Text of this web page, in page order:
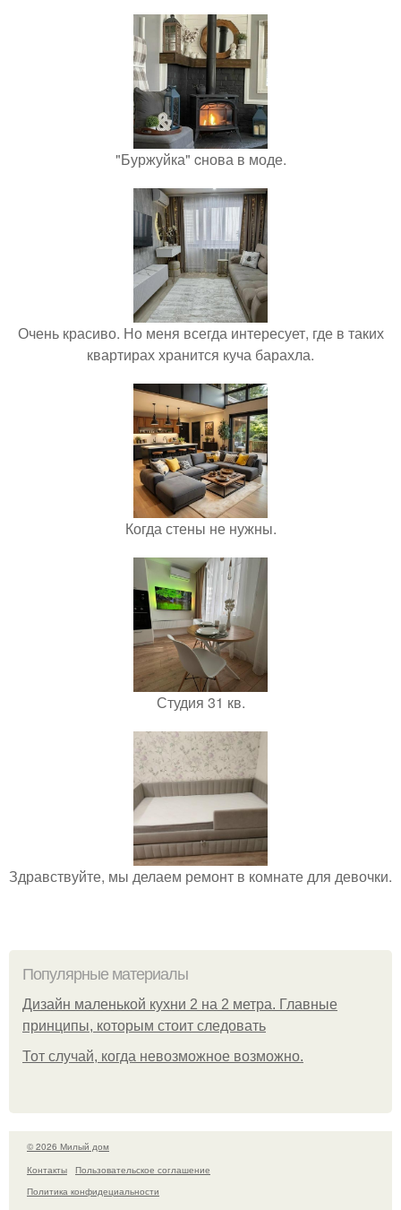
"Буржуйка" cнова в моде.
Очень красиво. Но меня всегда интересует, где в таких
квартирах хранится куча барахла.
Когда стены не нужны.
Студия 31 кв.
Здравствуйте, мы делаем ремонт в комнате для девочки.
Популярные материалы
Дизайн маленькой кухни 2 на 2 метра. Главные
принципы, которым стоит следовать
Тот случай, когда невозможное возможно.
© 2026 Милый дом
Контакты
Пользовательское соглашение
Политика конфидециальности